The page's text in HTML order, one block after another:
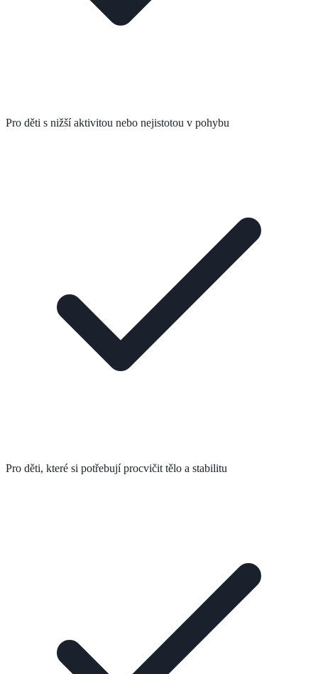
Pro děti s nižší aktivitou nebo nejistotou v pohybu
Pro děti, které si potřebují procvičit tělo a stabilitu